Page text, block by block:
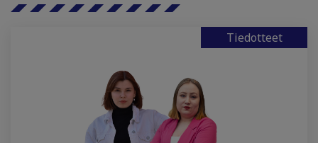
Tiedotteet